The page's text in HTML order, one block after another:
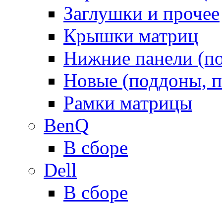
Заглушки и прочее
Крышки матриц
Нижние панели
Новые (поддоны,
Рамки матрицы
BenQ
В сборе
Dell
В сборе